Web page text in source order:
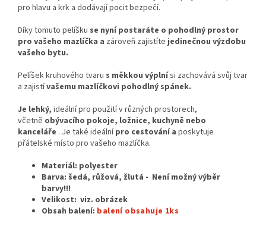
pro hlavu a krk a dodávají pocit bezpečí.
Díky tomuto pelíšku se nyní postaráte o pohodlný prostor
pro vašeho mazlíčka a zároveň zajistítejedinečnou výzdobu
vašeho bytu.
Pelíšek kruhového tvaru s měkkou výplnísi zachovává svůj tvar
a zajistívašemu mazlíčkovi pohodlný spánek.
Je lehký, ideální pro použití v různých prostorech,
včetně obývacího pokoje, ložnice, kuchyně nebo
kanceláře . Je také ideálnípro cestování a poskytuje
přátelské místo pro vašeho mazlíčka.
Materiál: polyester
Barva: šedá, růžová, žlutá - Není možný výběr
barvy!!!
Velikost: viz. obrázek
Obsah balení: balení obsahuje 1ks